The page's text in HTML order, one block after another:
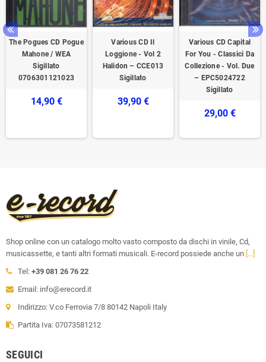
The Pogues CD Pogue
Mahone / WEA
Sigillato
0706301121023
14,90 €
Various CD Il
Loggione - Vol 2
Halidon – CCE013
Sigillato
39,90 €
Various CD Capital
For You - Classici Da
Collezione - Vol. Due
– EPC5024722
Sigillato
29,00 €
Shop online con un catalogo molto vasto composto da dischi in vinile, Cd,
musicassette, e tanti altri formati musicali. E-record possiede anche un [...]
Tel: +39 081 26 76 22
Email: info@erecord.it
Indirizzo: V.co Ferrovia 7/8 80142 Napoli Italy
Partita Iva: 07073581212
SEGUICI